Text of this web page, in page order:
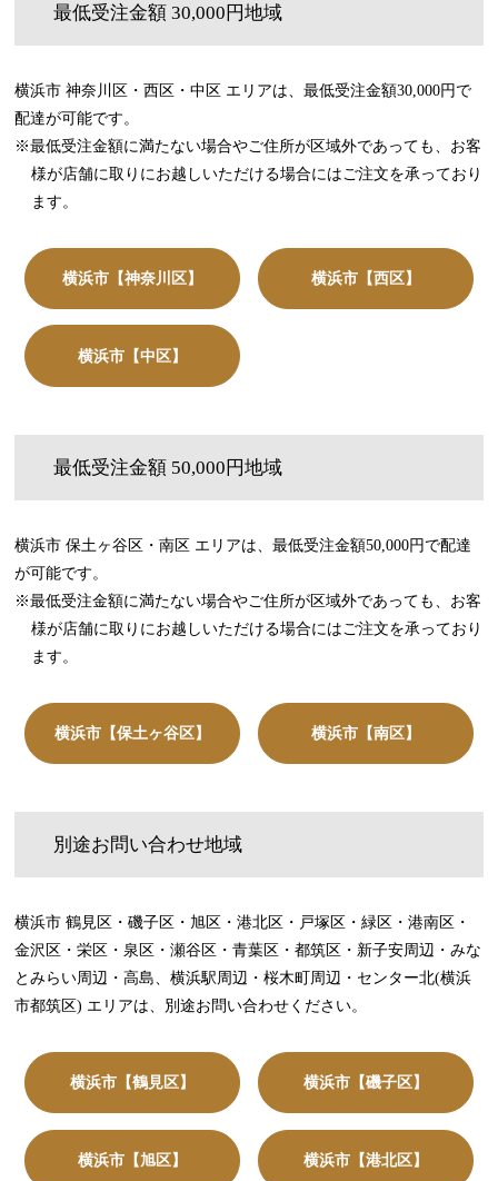
最低受注金額 30,000円地域
横浜市 神奈川区・西区・中区 エリアは、最低受注金額30,000円で
配達が可能です。
※最低受注金額に満たない場合やご住所が区域外であっても、お客
様が店舗に取りにお越しいただける場合にはご注文を承っており
ます。
横浜市【神奈川区】 横浜市【西区】
横浜市【中区】
最低受注金額 50,000円地域
横浜市 保土ヶ谷区・南区 エリアは、最低受注金額50,000円で配達
が可能です。
※最低受注金額に満たない場合やご住所が区域外であっても、お客
様が店舗に取りにお越しいただける場合にはご注文を承っており
ます。
横浜市【保土ヶ谷区】 横浜市【南区】
別途お問い合わせ地域
横浜市 鶴見区・磯子区・旭区・港北区・戸塚区・緑区・港南区・
金沢区・栄区・泉区・瀬谷区・青葉区・都筑区・新子安周辺・みな
とみらい周辺・高島、横浜駅周辺・桜木町周辺・センター北(横浜
市都筑区) エリアは、別途お問い合わせください。
横浜市【鶴見区】 横浜市【磯子区】
横浜市【旭区】 横浜市【港北区】